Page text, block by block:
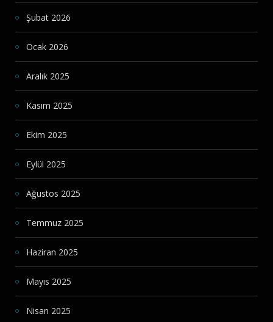
Şubat 2026
Ocak 2026
Aralık 2025
Kasım 2025
Ekim 2025
Eylül 2025
Ağustos 2025
Temmuz 2025
Haziran 2025
Mayıs 2025
Nisan 2025